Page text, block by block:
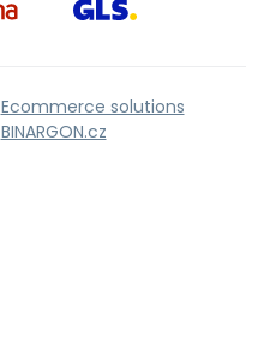
Ecommerce solutions
BINARGON.cz